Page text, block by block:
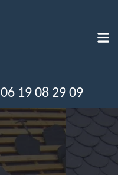
06 19 08 29 09